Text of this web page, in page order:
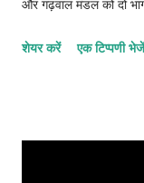
और गढ़वाल मंडल को दो
शासक सुदर्शन शाह को दे
शेयर करें एक टिप्पणी भेजें